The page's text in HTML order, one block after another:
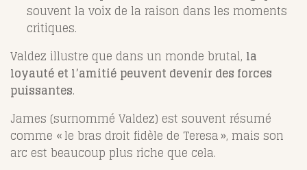
souvent la voix de la raison dans les moments
critiques.
Valdez illustre que dans un monde brutal, la
loyauté et l’amitié peuvent devenir des forces
puissantes.
James (surnommé Valdez) est souvent résumé
comme « le bras droit fidèle de Teresa », mais son
arc est beaucoup plus riche que cela.